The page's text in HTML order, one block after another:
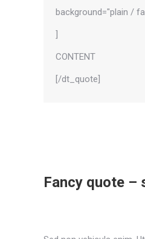
background="plain /
]
CONTENT
[/dt_quote]
Fancy quote –